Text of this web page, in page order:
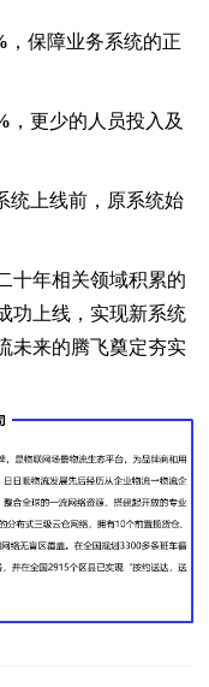
，保障业务系统的正
，更少的人员投入及
统上线前，原系统始
十年相关领域积累的
功上线，实现新系统
未来的腾飞奠定夯实